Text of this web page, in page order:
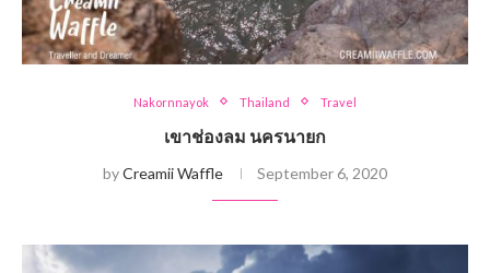
Nakornnayok Thailand Travel
เขาช่องลม นครนายก
byCreamii Waffle September 6, 2020